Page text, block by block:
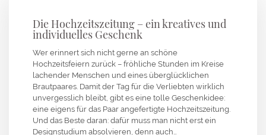
Die Hochzeitszeitung – ein kreatives und
individuelles Geschenk
Wer erinnert sich nicht gerne an schöne
Hochzeitsfeiern zurück – fröhliche Stunden im Kreise
lachender Menschen und eines überglücklichen
Brautpaares. Damit der Tag für die Verliebten wirklich
unvergesslich bleibt, gibt es eine tolle Geschenkidee:
eine eigens für das Paar angefertigte Hochzeitszeitung.
Und das Beste daran: dafür muss man nicht erst ein
Designstudium absolvieren, denn auch…